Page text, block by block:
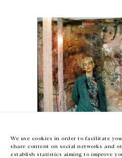
We use cookies in order to facilitate
share content on social networks and
establish statistics aiming to improve
Prix Marcel Duchamp
13 janvier — 17 octobre 2022
GALERIE CHANTAL CROUSEL
10 RUE CHARLOT, 75003 PARIS
+33 1 42 77 38 87
GALERIE@CROUSEL.COM
HORAIRES D'OUVERTURE
DU MARDI AU VENDREDI
LE SAMEDI
EN FR 中文 Facebook Instagram